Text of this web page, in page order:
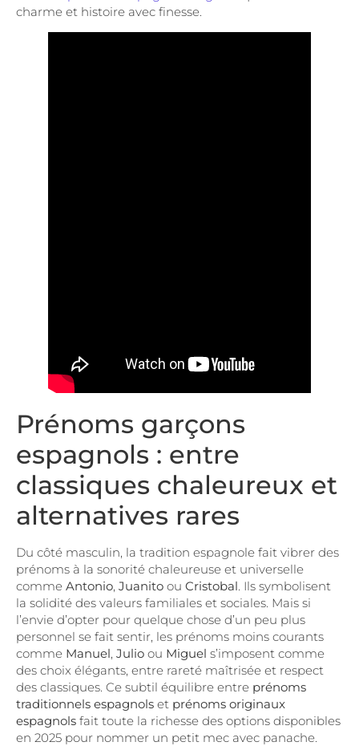
charme et histoire avec finesse.
Prénoms garçons
espagnols : entre
classiques chaleureux et
alternatives rares
Du côté masculin, la tradition espagnole fait vibrer des
prénoms à la sonorité chaleureuse et universelle
comme Antonio Juanito ou Cristobal . Ils symbolisent
la solidité des valeurs familiales et sociales. Mais si
l’envie d’opter pour quelque chose d’un peu plus
personnel se fait sentir, les prénoms moins courants
comme Manuel Julio ou Miguel s’imposent comme
des choix élégants, entre rareté maîtrisée et respect
des classiques. Ce subtil équilibre entre prénoms
traditionnels espagnols et prénoms originaux
espagnols fait toute la richesse des options disponibles
en 2025 pour nommer un petit mec avec panache.